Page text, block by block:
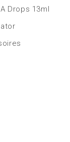
Drops 13ml